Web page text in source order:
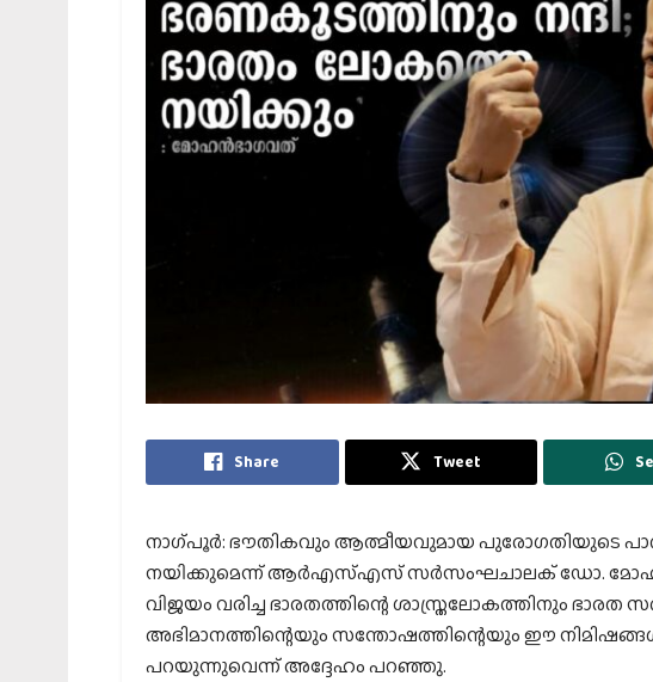
Share Tweet
നാഗ്പൂര്‍: ഭൗതികവും ആത്മീയവുമായ പുരോഗതിയുടെ
നയിക്കുമെന്ന് ആര്‍എസ്എസ് സര്‍സംഘചാലക് ഡോ. മോഹന്‍
വിജയം വരിച്ച ഭാരതത്തിന്റെ ശാസ്ത്രലോകത്തിനും ഭാരത
അഭിമാനത്തിന്റെയും സന്തോഷത്തിന്റെയും ഈ നിമിഷങ്ങള്‍
പറയുന്നുവെന്ന് അദ്ദേഹം പറഞ്ഞു.